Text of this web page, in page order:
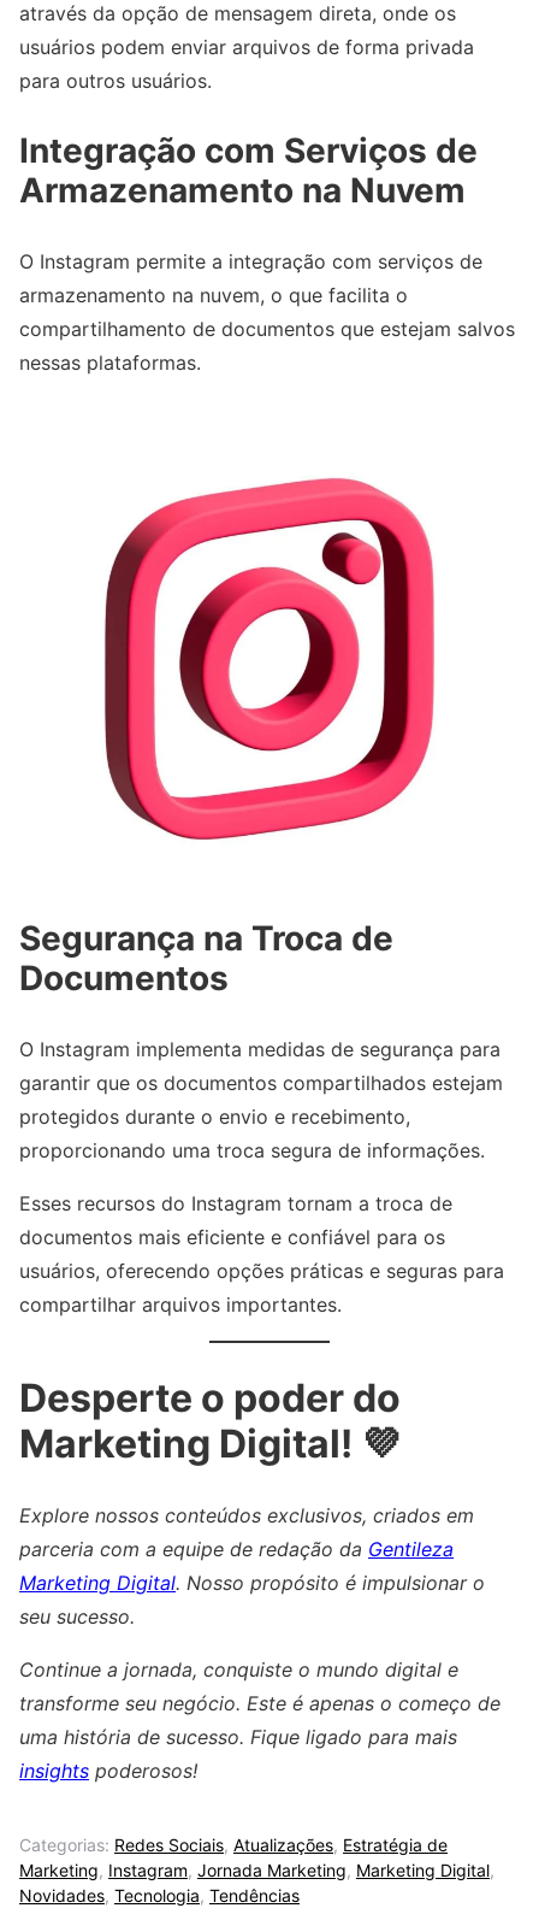
através da opção de mensagem direta, onde os
usuários podem enviar arquivos de forma privada
para outros usuários.
Integração com Serviços de
Armazenamento na Nuvem
O Instagram permite a integração com serviços de
armazenamento na nuvem, o que facilita o
compartilhamento de documentos que estejam salvos
nessas plataformas.
Segurança na Troca de
Documentos
O Instagram implementa medidas de segurança para
garantir que os documentos compartilhados estejam
protegidos durante o envio e recebimento,
proporcionando uma troca segura de informações.
Esses recursos do Instagram tornam a troca de
documentos mais eficiente e confiável para os
usuários, oferecendo opções práticas e seguras para
compartilhar arquivos importantes.
Desperte o poder do
Marketing Digital! 💜
Explore nossos conteúdos exclusivos, criados em
parceria com a equipe de redação da Gentileza
Marketing Digital. Nosso propósito é impulsionar o
seu sucesso.
Continue a jornada, conquiste o mundo digital e
transforme seu negócio. Este é apenas o começo de
uma história de sucesso. Fique ligado para mais
insights poderosos!
Categorias: Redes Sociais, Atualizações, Estratégia de
Marketing, Instagram, Jornada Marketing, Marketing Digital,
Novidades, Tecnologia, Tendências